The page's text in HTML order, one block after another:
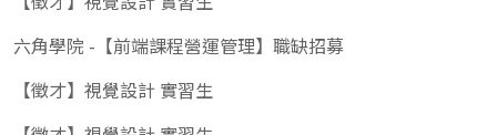
六角學院 -【前端課程營運管理】職缺招募
【徵才】視覺設計 實習生